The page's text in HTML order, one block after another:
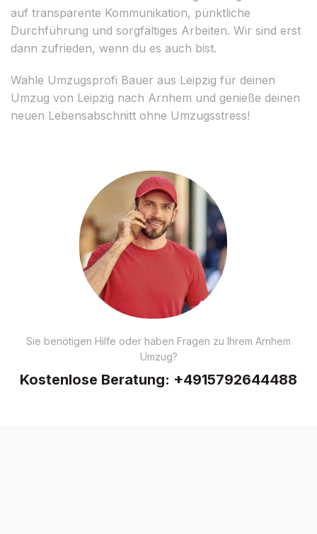
auf transparente Kommunikation, pünktliche
Durchführung und sorgfältiges Arbeiten. Wir sind erst
dann zufrieden, wenn du es auch bist.
Wähle Umzugsprofi Bauer aus Leipzig für deinen
Umzug von Leipzig nach Arnhem und genieße deinen
neuen Lebensabschnitt ohne Umzugsstress!
Sie benötigen Hilfe oder haben Fragen zu Ihrem Arnhem
Umzug?
Kostenlose Beratung: +4915792644488